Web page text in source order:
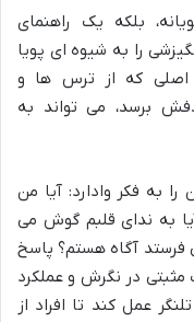
بلکه یک راهنمای
را به شیوه ای پویا
که از ترس ها و
برسد، می تواند به
به فکر وادارد: آیا من
به ندای قلبم گوش می
فرستد آگاه هستم؟ پاسخ
مثبتی در نگرش و عملکرد
عمل کند تا افراد از